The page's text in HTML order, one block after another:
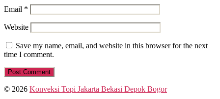
Email *
Website
Save my name, email, and website in this browser for the next
time I comment.
© 2026 Konveksi Topi Jakarta Bekasi Depok Bogor